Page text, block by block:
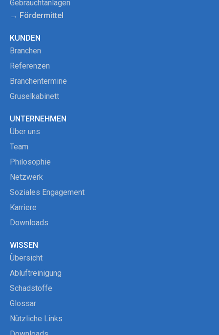
Gebrauchtanlagen
→ Fördermittel
KUNDEN
Branchen
Referenzen
Branchentermine
Gruselkabinett
UNTERNEHMEN
Über uns
Team
Philosophie
Netzwerk
Soziales Engagement
Karriere
Downloads
WISSEN
Übersicht
Abluftreinigung
Schadstoffe
Glossar
Nützliche Links